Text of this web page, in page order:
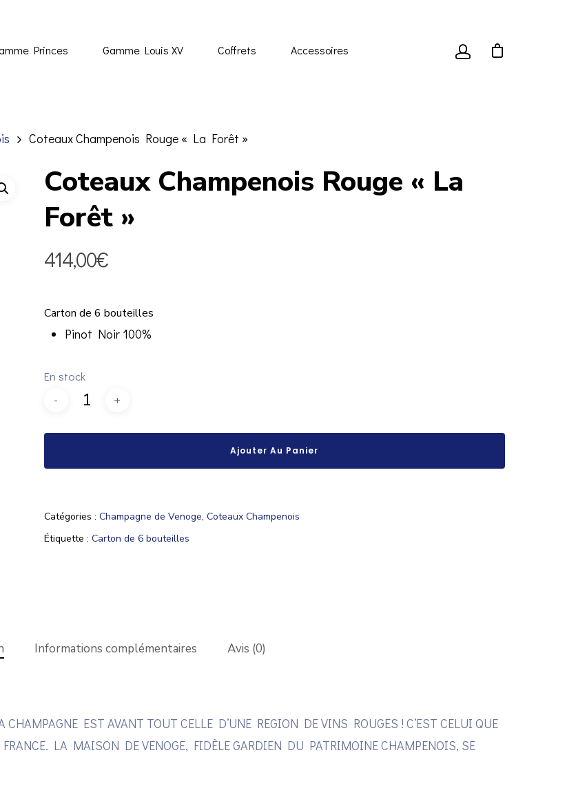
Princes Gamme Louis XV Coffrets Accessoires
Coteaux Champenois Rouge « La Forêt »
Coteaux Champenois Rouge « La
Forêt »
414,00€
Carton de 6 bouteilles
Pinot Noir 100%
En stock
Ajouter Au Panier
Catégories : Champagne de Venoge, Coteaux Champenois
Étiquette : Carton de 6 bouteilles
Informations complémentaires Avis (0)
EST AVANT TOUT CELLE D’UNE REGION DE VINS ROUGES ! C’EST CELUI QUE
LA MAISON DE VENOGE, FIDÈLE GARDIEN DU PATRIMOINE CHAMPENOIS, SE